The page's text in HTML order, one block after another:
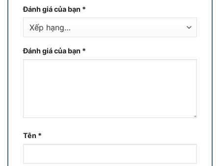
Đánh giá của bạn *
Đánh giá của bạn *
Tên *